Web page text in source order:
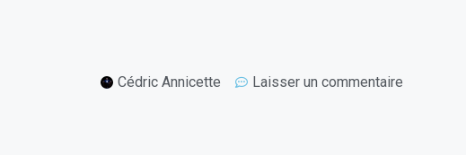
Cédric Annicette Laisser un commentaire